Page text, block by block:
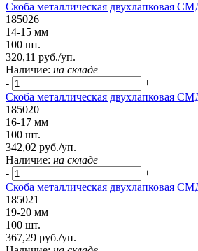
Скоба металлическая двухлапковая
185026
14-15 мм
100 шт.
320,11 руб./уп.
Наличие: на складе
-
+
Скоба металлическая двухлапковая
185020
16-17 мм
100 шт.
342,02 руб./уп.
Наличие: на складе
-
+
Скоба металлическая двухлапковая
185021
19-20 мм
100 шт.
367,29 руб./уп.